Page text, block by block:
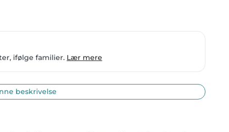
ifølge familier. Lær mere
beskrivelse